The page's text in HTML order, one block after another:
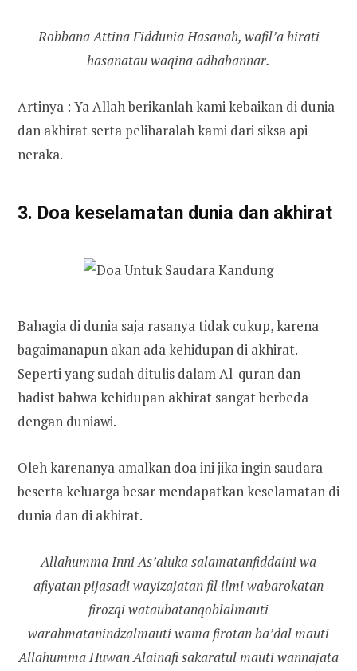
Robbana Attina Fiddunia Hasanah, wafil’a hirati
hasanatau waqina adhabannar.
Artinya : Ya Allah berikanlah kami kebaikan di dunia
dan akhirat serta peliharalah kami dari siksa api
neraka.
3. Doa keselamatan dunia dan akhirat
Bahagia di dunia saja rasanya tidak cukup, karena
bagaimanapun akan ada kehidupan di akhirat.
Seperti yang sudah ditulis dalam Al-quran dan
hadist bahwa kehidupan akhirat sangat berbeda
dengan duniawi.
Oleh karenanya amalkan doa ini jika ingin saudara
beserta keluarga besar mendapatkan keselamatan di
dunia dan di akhirat.
Allahumma Inni As’aluka salamatanfiddaini wa
afiyatan pijasadi wayizajatan fil ilmi wabarokatan
firozqi wataubatanqoblalmauti
warahmatanindzalmauti wama firotan ba’dal mauti
Allahumma Huwan Alainafi sakaratul mauti wannajata